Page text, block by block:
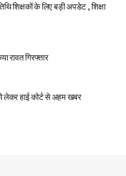
शिक्षकों के लिए बड़ी अपडेट , शिक्षा
रावत गिरफ्तार
लेकर हाई कोर्ट से अहम खबर